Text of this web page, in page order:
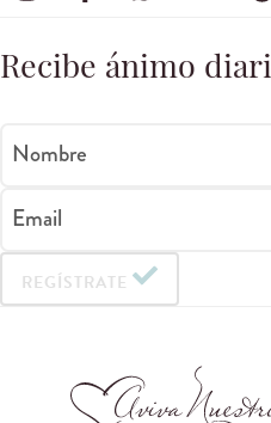
Recibe ánimo
Nombre
Email
REGÍSTRATE